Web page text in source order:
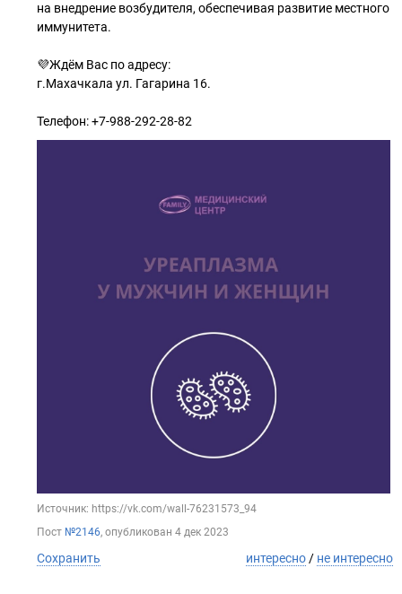
на внедрение возбудителя, обеспечивая развитие местного
иммунитета.
💜Ждём Вас по адресу:
г.Махачкала ул. Гагарина 16.
Телефон: +7-988-292-28-82
Источник: https://vk.com/wall-76231573_94
Пост №2146, опубликован 4 дек 2023
Сохранить интересно / не интересно